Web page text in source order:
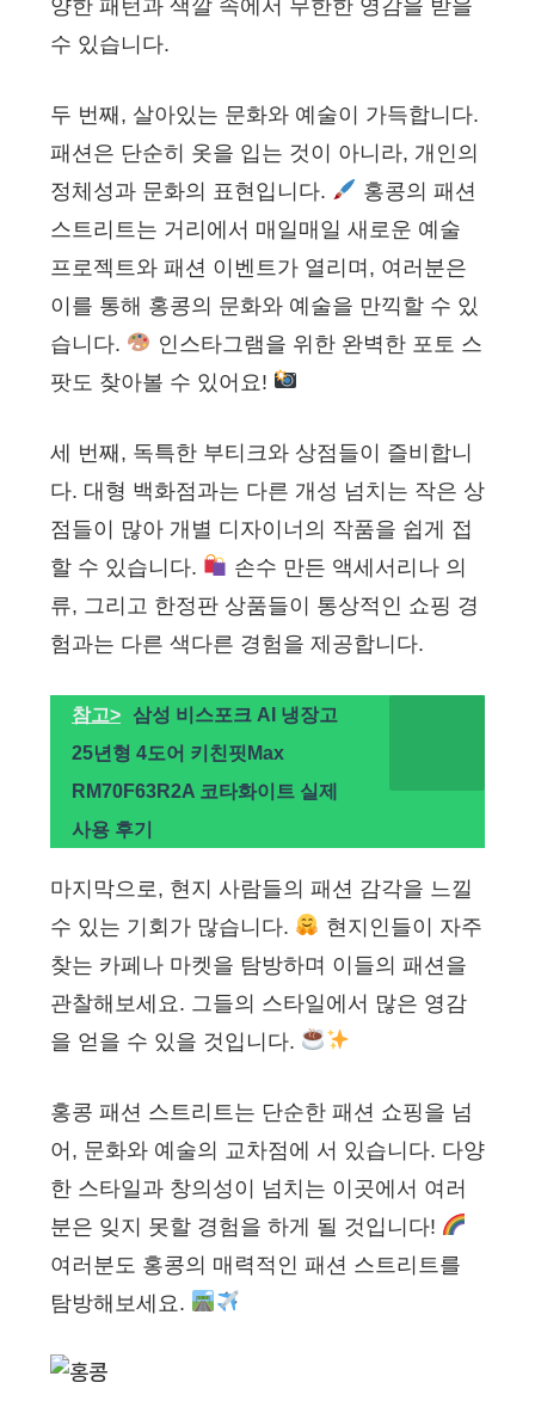
양한 패턴과 색깔 속에서 무한한 영감을 받을
수 있습니다.
두 번째, 살아있는 문화와 예술이 가득합니다.
패션은 단순히 옷을 입는 것이 아니라, 개인의
정체성과 문화의 표현입니다.
홍콩의 패션
스트리트는 거리에서 매일매일 새로운 예술
프로젝트와 패션 이벤트가 열리며, 여러분은
이를 통해 홍콩의 문화와 예술을 만끽할 수 있
습니다.
인스타그램을 위한 완벽한 포토 스
팟도 찾아볼 수 있어요!
세 번째, 독특한 부티크와 상점들이 즐비합니
다. 대형 백화점과는 다른 개성 넘치는 작은 상
점들이 많아 개별 디자이너의 작품을 쉽게 접
할 수 있습니다.
손수 만든 액세서리나 의
류, 그리고 한정판 상품들이 통상적인 쇼핑 경
험과는 다른 색다른 경험을 제공합니다.
참고> 삼성 비스포크 AI 냉장고
25년형 4도어 키친핏Max
RM70F63R2A 코타화이트 실제
사용 후기
마지막으로, 현지 사람들의 패션 감각을 느낄
수 있는 기회가 많습니다.
현지인들이 자주
찾는 카페나 마켓을 탐방하며 이들의 패션을
관찰해보세요. 그들의 스타일에서 많은 영감
을 얻을 수 있을 것입니다.
홍콩 패션 스트리트는 단순한 패션 쇼핑을 넘
어, 문화와 예술의 교차점에 서 있습니다. 다양
한 스타일과 창의성이 넘치는 이곳에서 여러
분은 잊지 못할 경험을 하게 될 것입니다!
여러분도 홍콩의 매력적인 패션 스트리트를
탐방해보세요.